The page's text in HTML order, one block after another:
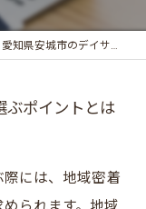
愛知県安城市のデイサービスを選ぶポイントとは
ぶポイントとは
には、地域密着